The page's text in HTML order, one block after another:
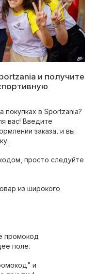
и получите
в Sportzania?
вас! Введите
заказа, и вы
просто следуйте
из широкого
промокод
поле.
и